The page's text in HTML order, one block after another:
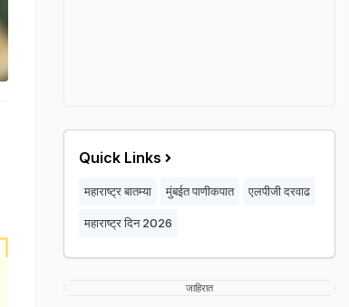
Quick Links
महाराष्ट्र बातम्या मुंबईत पाणीकपात एलपीजी दरवाढ
महाराष्ट्र दिन 2026
जाहिरात